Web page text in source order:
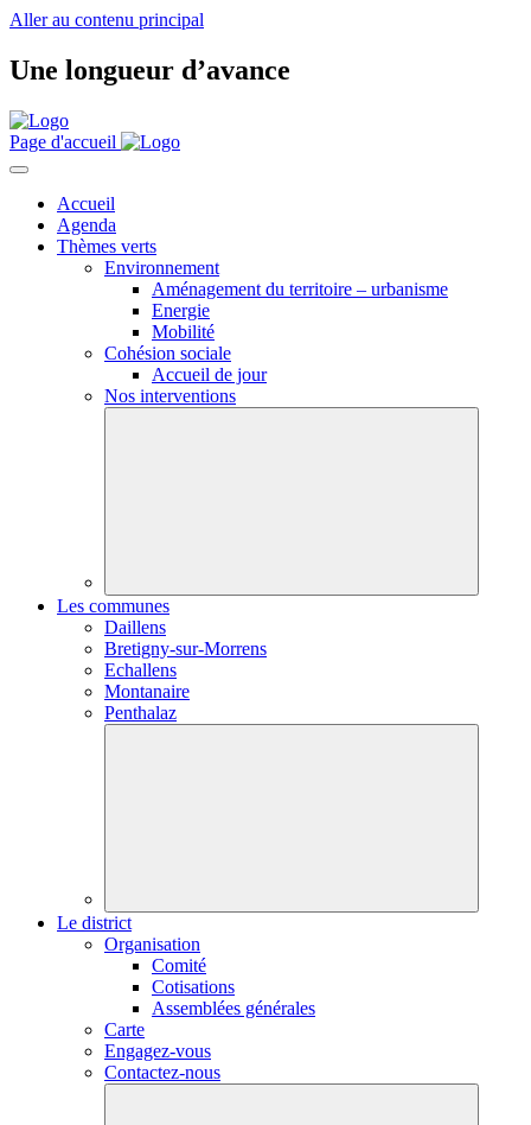
Aller au contenu principal
Une longueur d’avance
Page d'accueil
Accueil
Agenda
Thèmes verts
Environnement
Aménagement du territoire – urbanisme
Energie
Mobilité
Cohésion sociale
Accueil de jour
Nos interventions
Les communes
Daillens
Bretigny-sur-Morrens
Echallens
Montanaire
Penthalaz
Le district
Organisation
Comité
Cotisations
Assemblées générales
Carte
Engagez-vous
Contactez-nous